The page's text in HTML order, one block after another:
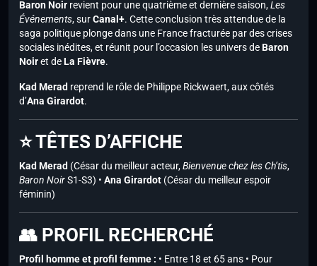
Baron Noir revient pour une quatrième et dernière saison,Les
Événements, surCanal+. Cette conclusion très attendue de la
saga politique plonge dans une France fracturée par des crises
sociales inédites, et réunit pour l’occasion les univers deBaron
Noiret deLa Fièvre.
Kad Merad reprend le rôle de Philippe Rickwaert, aux côtés
d’Ana Girardot.
⭐ TÊTES D’AFFICHE
Kad Merad (César du meilleur acteur,Bienvenue chez les Ch’tis,
Baron NoirS1-S3) • Ana Girardot (César du meilleur espoir
féminin)
👥 PROFIL RECHERCHÉ
Profil homme et profil femme : • Entre 18 et 65 ans • Pour